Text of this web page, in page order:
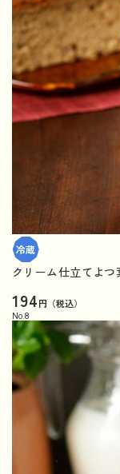
クリーム仕立てよ
194円（税込）
No. 8